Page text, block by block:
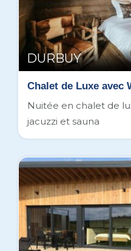
DURBUY
Chalet de Luxe avec
Nuitée en chalet de
jacuzzi et sauna